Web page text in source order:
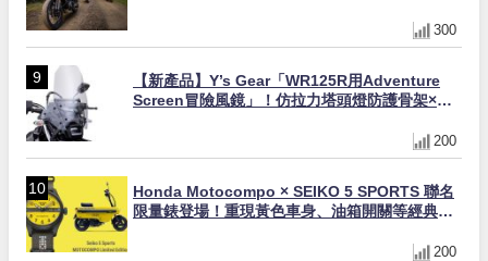
300
【新產品】Y’s Gear「WR125R用Adventure
Screen冒險風鏡」！仿拉力塔頭燈防護骨架×大
200
Honda Motocompo × SEIKO 5 SPORTS 聯名
限量錶登場！重現黃色車身、油箱開關等經典設
200